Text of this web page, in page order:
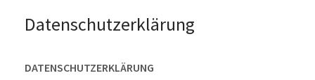
Datenschutzerklärung
DATENSCHUTZERKLÄRUNG